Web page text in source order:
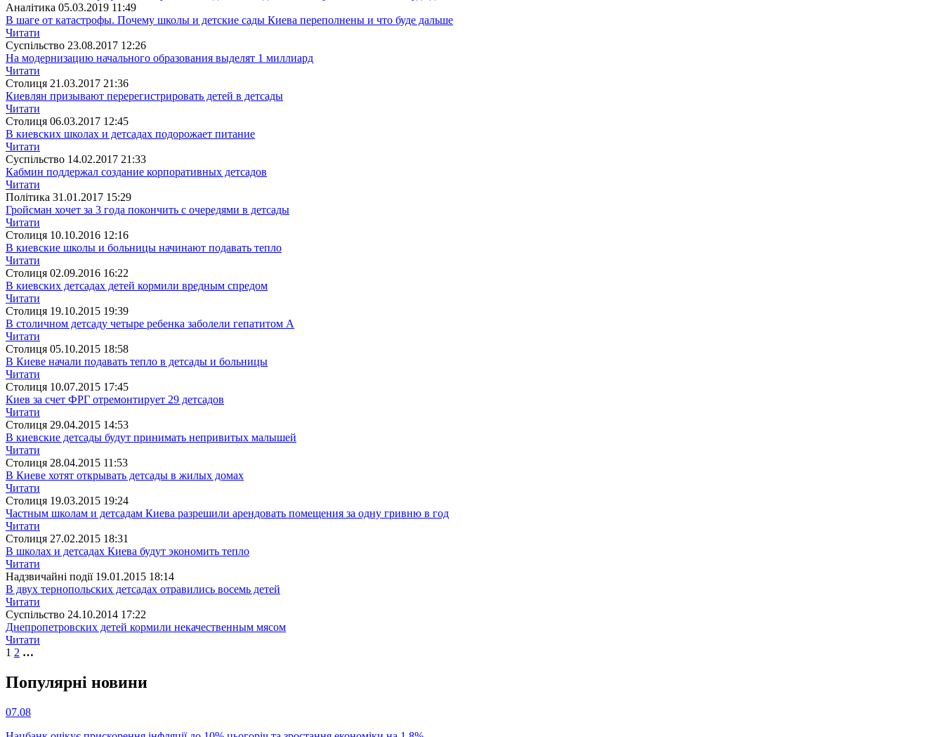
Аналітика 05.03.2019 11:49
В шаге от катастрофы. Почему школы и детские сады Киева переполнены и что буде дальше
Читати
Суспiльство 23.08.2017 12:26
На модернизацию начального образования выделят 1 миллиард
Читати
Столиця 21.03.2017 21:36
Киевлян призывают перерегистрировать детей в детсады
Читати
Столиця 06.03.2017 12:45
В киевских школах и детсадах подорожает питание
Читати
Суспiльство 14.02.2017 21:33
Кабмин поддержал создание корпоративных детсадов
Читати
Полiтика 31.01.2017 15:29
Гройсман хочет за 3 года покончить с очередями в детсады
Читати
Столиця 10.10.2016 12:16
В киевские школы и больницы начинают подавать тепло
Читати
Столиця 02.09.2016 16:22
В киевских детсадах детей кормили вредным спредом
Читати
Столиця 19.10.2015 19:39
В столичном детсаду четыре ребенка заболели гепатитом А
Читати
Столиця 05.10.2015 18:58
В Киеве начали подавать тепло в детсады и больницы
Читати
Столиця 10.07.2015 17:45
Киев за счет ФРГ отремонтирует 29 детсадов
Читати
Столиця 29.04.2015 14:53
В киевские детсады будут принимать непривитых малышей
Читати
Столиця 28.04.2015 11:53
В Киеве хотят открывать детсады в жилых домах
Читати
Столиця 19.03.2015 19:24
Частным школам и детсадам Киева разрешили арендовать помещения за одну гривню в год
Читати
Столиця 27.02.2015 18:31
В школах и детсадах Киева будут экономить тепло
Читати
Надзвичайні події 19.01.2015 18:14
В двух тернопольских детсадах отравились восемь детей
Читати
Суспiльство 24.10.2014 17:22
Днепропетровских детей кормили некачественным мясом
Читати
1 2 …
Популярнi новини
07.08